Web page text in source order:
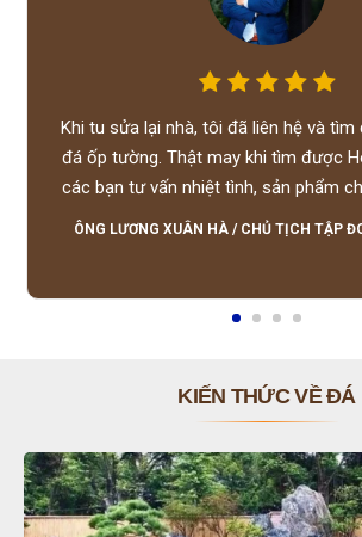
Khi tu sửa lại nhà, tôi đã liên hệ và
đá ốp tường. Thật may khi tìm được
các bạn tư vấn nhiệt tình, sản phẩm
lượng tốt, giá hợp lý, hỗ trợ
ÔNG LƯƠNG XUÂN HÀ / CHỦ TỊCH TẬP
KIẾN THỨC VỀ ĐÁ